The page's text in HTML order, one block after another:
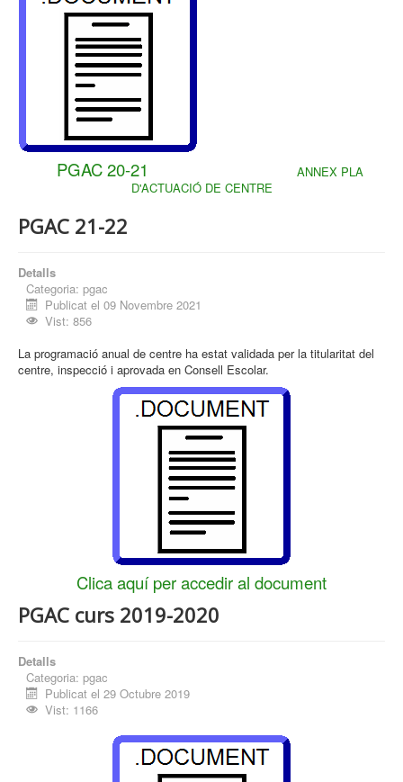
PGAC 20-21
ANNEX PLA
D'ACTUACIÓ DE CENTRE
PGAC 21-22
Detalls
Categoria: pgac
Publicat el 09 Novembre 2021
Vist: 856
La programació anual de centre ha estat validada per la titularitat del
centre, inspecció i aprovada en Consell Escolar.
Clica aquí per accedir al document
PGAC curs 2019-2020
Detalls
Categoria: pgac
Publicat el 29 Octubre 2019
Vist: 1166